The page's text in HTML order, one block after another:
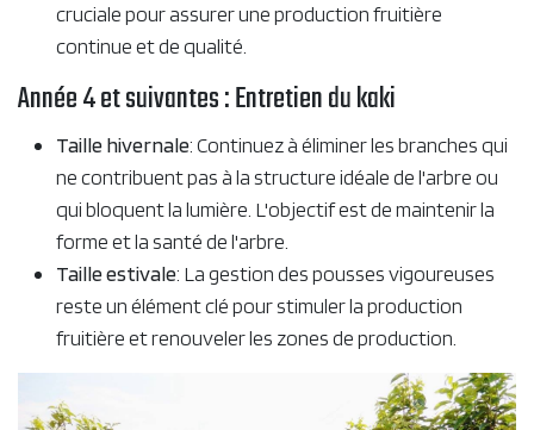
cruciale pour assurer une production fruitière
continue et de qualité.
Année 4 et suivantes : Entretien du kaki
Taille hivernale: Continuez à éliminer les branches qui
ne contribuent pas à la structure idéale de l'arbre ou
qui bloquent la lumière. L'objectif est de maintenir la
forme et la santé de l'arbre.
Taille estivale: La gestion des pousses vigoureuses
reste un élément clé pour stimuler la production
fruitière et renouveler les zones de production.